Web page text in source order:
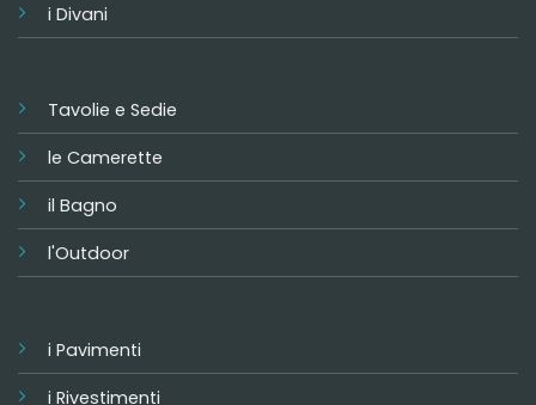
i Divani
Tavolie e Sedie
le Camerette
il Bagno
l'Outdoor
i Pavimenti
i Rivestimenti